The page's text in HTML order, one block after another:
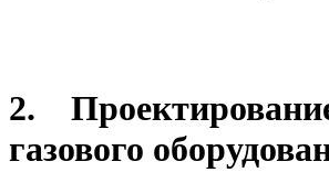
2.
газового